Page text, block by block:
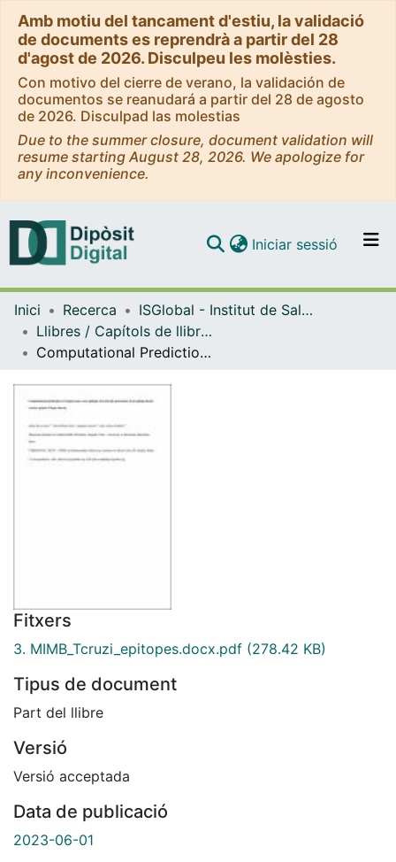
Amb motiu del tancament d'estiu, la validació
de documents es reprendrà a partir del 28
d'agost de 2026. Disculpeu les molèsties.
Con motivo del cierre de verano, la validación de
documentos se reanudará a partir del 28 de agosto
de 2026. Disculpad las molestias
Due to the summer closure, document validation will
resume starting August 28, 2026. We apologize for
any inconvenience.
Navega per tot el DD
Com publicar
Iniciar sessió (current)
Inici Recerca
ISGlobal - Institut de Salut Global de Barcelona
Llibres / Capítols de llibre (ISGlobal)
Computational Prediction of Trypanosoma cruzi Epitopes Toward the Generation of an Epitope-Based Vaccine Against Chagas Disease
Fitxers
3. MIMB_Tcruzi_epitopes.docx.pdf (278.42 KB)
Tipus de document
Part del llibre
Versió
Versió acceptada
Data de publicació
2023-06-01